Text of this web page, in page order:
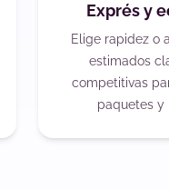
Exprés y
Elige rapidez o
estimados
competitivas
paquetes y